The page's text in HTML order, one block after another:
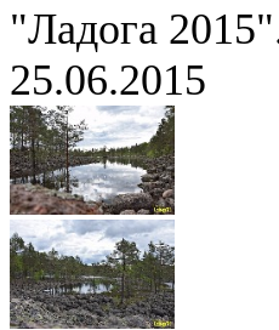
"Ладога
25.06.2015